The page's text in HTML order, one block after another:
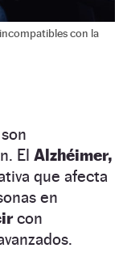
con la
El Alzhéimer,
que afecta
en
con